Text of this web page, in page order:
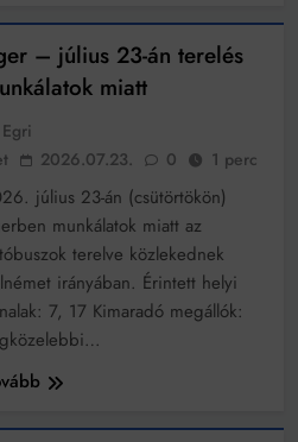
a saját
visel. De te miért öltözöl
boncmester?
– de nem csak a 80-
technológia akkor
– július 23-án terelés
miatt
Egri
2026.07.23. 0 1 perc
július 23-án (csütörtökön)
munkálatok miatt az
terelve közlekednek
irányában. Érintett helyi
7, 17 Kimaradó megállók: